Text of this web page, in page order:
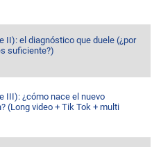
II): el diagnóstico que duele (¿por
suficiente?)
III): ¿cómo nace el nuevo
(Long video + Tik Tok + multi